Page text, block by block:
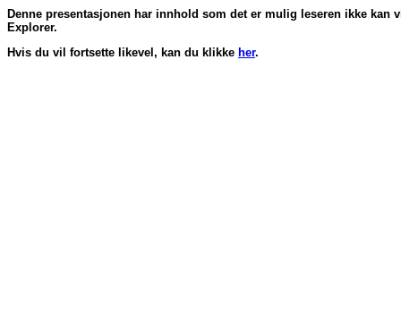
Denne presentasjonen har innhold som det er mulig leseren ikke
Explorer.
Hvis du vil fortsette likevel, kan du klikke her.